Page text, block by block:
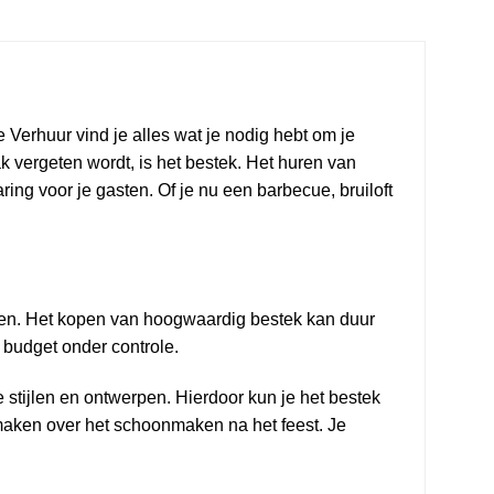
vind je alles wat je nodig hebt om je
vergeten wordt, is het bestek. Het huren van
voor je gasten. Of je nu een barbecue, bruiloft
Het kopen van hoogwaardig bestek kan duur
onder controle.
en ontwerpen. Hierdoor kun je het bestek
over het schoonmaken na het feest. Je